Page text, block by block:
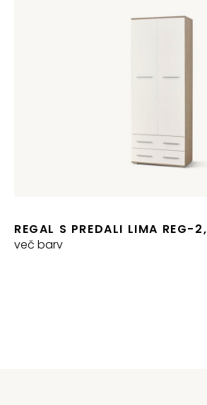
REGAL S PREDALI LIMA REG-2,
več barv